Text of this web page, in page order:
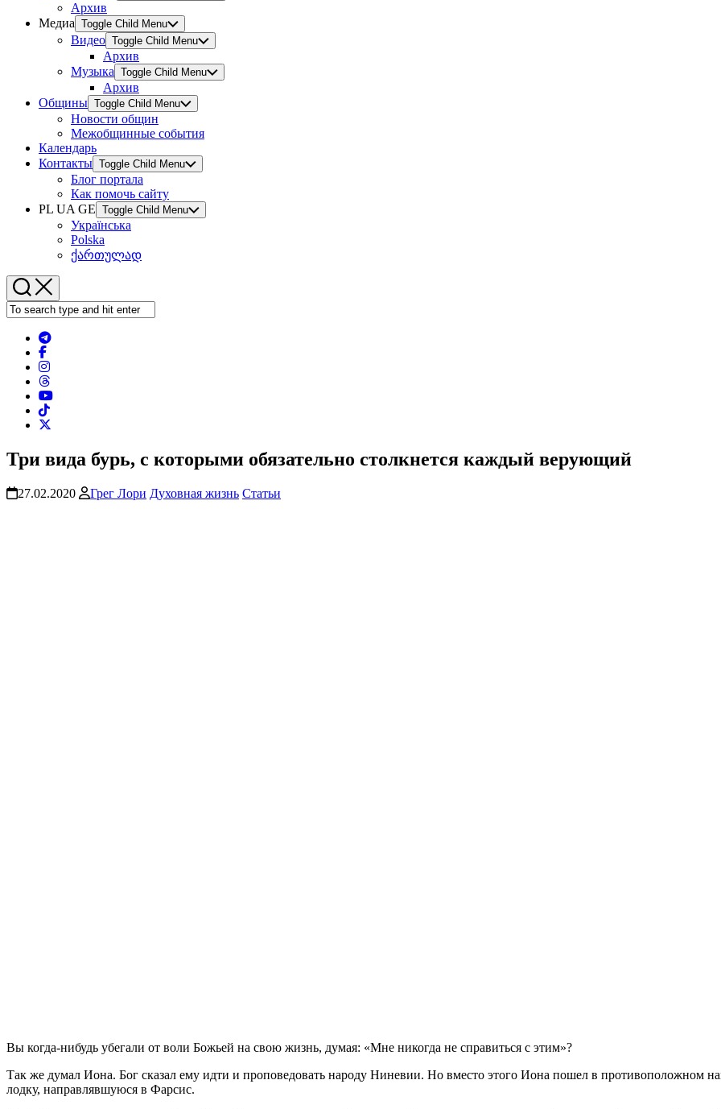
Архив
Медиа Toggle Child Menu
Видео Toggle Child Menu
Архив
Музыка Toggle Child Menu
Архив
Общины Toggle Child Menu
Новости общин
Межобщинные события
Календарь
Контакты Toggle Child Menu
Блог портала
Как помочь сайту
PL UA GE Toggle Child Menu
Українська
Polska
ქართულად
Три вида бурь, с которыми обязательно столкнется каждый верующий
27.02.2020 Грег Лори Духовная жизнь Статьи
Вы когда-нибудь убегали от воли Божьей на свою жизнь, думая: «Мне никогда не справиться с этим»?
Так же думал Иона. Бог сказал ему идти и проповедовать народу Ниневии. Но вместо этого Иона пошел в противоположном
лодку, направлявшуюся в Фарсис.